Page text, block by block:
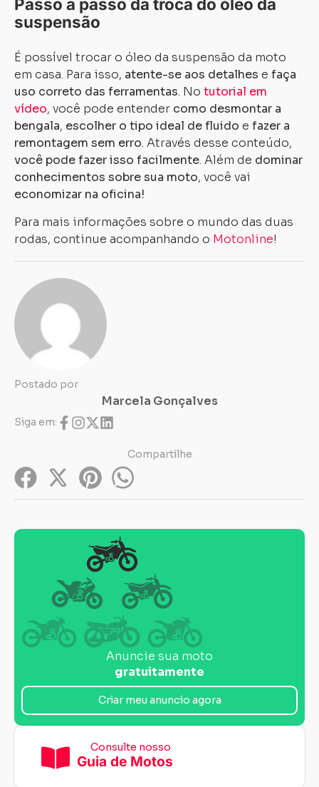
Passo a passo da troca do óleo da
suspensão
É possível trocar o óleo da suspensão da moto
em casa. Para isso, atente-se aos detalhes e faça
uso correto das ferramentas. No tutorial em
vídeo, você pode entender como desmontar a
bengala, escolher o tipo ideal de fluido e fazer a
remontagem sem erro. Através desse conteúdo,
você pode fazer isso facilmente. Além de dominar
conhecimentos sobre sua moto, você vai
economizar na oficina!
Para mais informações sobre o mundo das duas
rodas, continue acompanhando o Motonline!
Postado por
Marcela Gonçalves
Siga em:
Compartilhe
Anuncie sua moto
gratuitamente
Criar meu anuncio agora
Consulte nosso
Guia de Motos
Carregando...
Carregando...